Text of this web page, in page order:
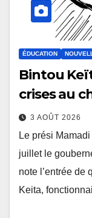
ÉDUCATION
Bintou
crises au
3 AOÛT 2026
Le prési
juillet le
note l’entrée de
Keita,